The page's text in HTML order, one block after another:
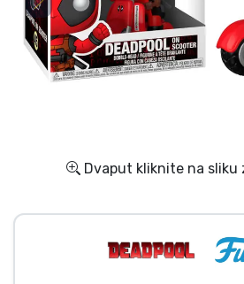
Dvaput kliknite na sliku
Dostava i plaćanje
TV serija proizvodi
Crtani proizvodi
Anime proizvodi
Gamer proizvodi